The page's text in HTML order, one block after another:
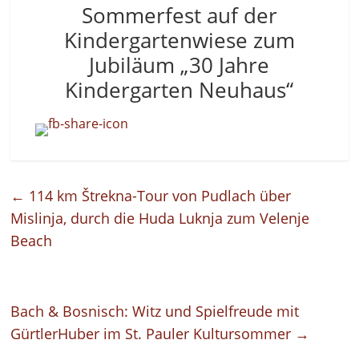
Sommerfest auf der
Kindergartenwiese zum
Jubiläum „30 Jahre
Kindergarten Neuhaus“
← 114 km Štrekna-Tour von Pudlach über
Mislinja, durch die Huda Luknja zum Velenje
Beach
Bach & Bosnisch: Witz und Spielfreude mit
GürtlerHuber im St. Pauler Kultursommer →